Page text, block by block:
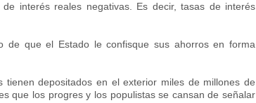
interés reales negativas. Es decir, tasas de interés
de que el Estado le confisque sus ahorros en forma
tienen depositados en el exterior miles de millones de
que los progres y los populistas se cansan de señalar